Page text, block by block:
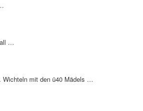
…
mit den ü40 Mädels …